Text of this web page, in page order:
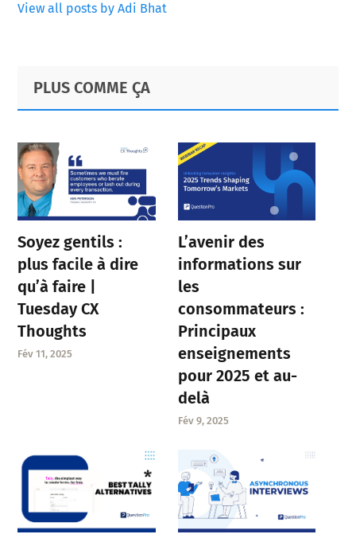
View all posts by Adi Bhat
Primary
Sidebar
Footer
PLUS COMME ÇA
Soyez gentils :
plus facile à dire
qu’à faire |
Tuesday CX
Thoughts
Fév 11, 2025
L’avenir des
informations sur
les
consommateurs :
Principaux
enseignements
pour 2025 et au-
delà
Fév 9, 2025